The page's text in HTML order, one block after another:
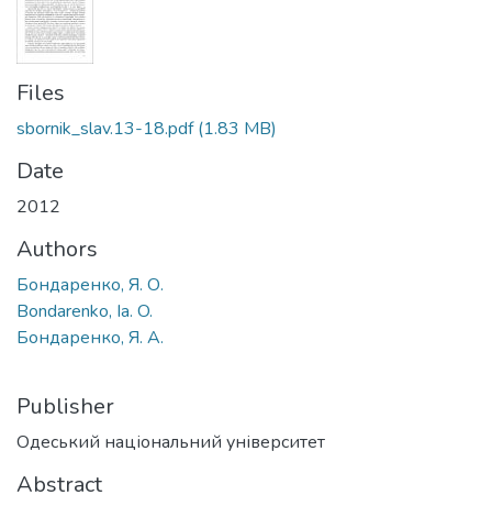
Files
sbornik_slav.13-18.pdf(1.83 MB)
Date
2012
Authors
Бондаренко, Я. О.
Bondarenko, Ia. O.
Бондаренко, Я. А.
Publisher
Одеський національний університет
Abstract